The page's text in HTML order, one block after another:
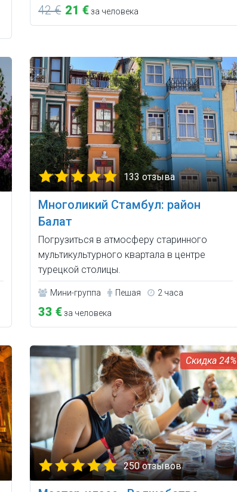
42 € 21 €за человека
133 отзыва
Многоликий Стамбул: район
Балат
Погрузиться в атмосферу старинного
мультикультурного квартала в центре
турецкой столицы.
Мини-группа Пешая 2 часа
33 €за человека
24%
250 отзывов